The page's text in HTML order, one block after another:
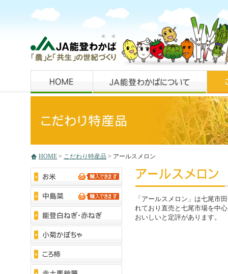
HOME > こだわり特産品 > アールスメロン
「アールスメロン」は七尾市
れており直売と七尾市場を中
おいしいと定評があります。